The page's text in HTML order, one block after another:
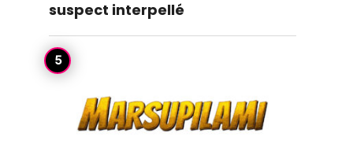
suspect interpellé